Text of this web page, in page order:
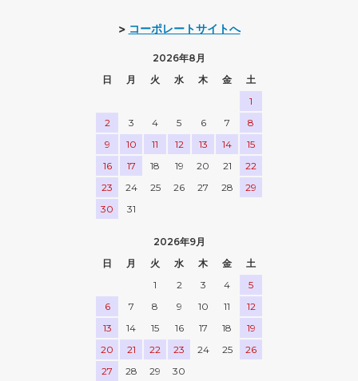
> コーポレートサイトへ
2026年8月
日
月 火 水 木 金
土
1
2
3 4 5 6 7
8
9
10 11 12 13 14
15
16
17 18 19 20 21
22
23
24 25 26 27 28
29
30
31
2026年9月
日
月 火 水 木 金
土
1
2 3 4
5
6
7 8 9 10 11
12
13
14 15 16 17 18
19
20
21 22 23 24 25
26
27
28 29 30